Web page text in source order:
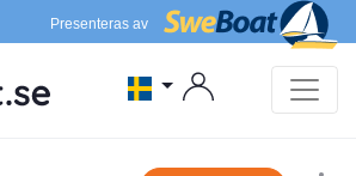
Presenteras av